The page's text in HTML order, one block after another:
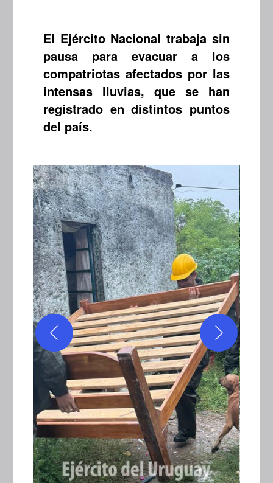
El Ejército Nacional trabaja sin
pausa para evacuar a los
compatriotas afectados por las
intensas lluvias, que se han
registrado en distintos puntos
del país.